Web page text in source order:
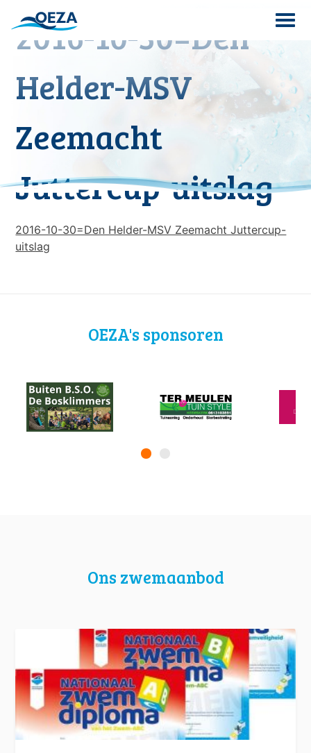
content
Search
2016-10-30=Den
Helder-MSV
Zeemacht
Juttercup-uitslag
2016-10-30=Den Helder-MSV Zeemacht Juttercup-
uitslag
OEZA's sponsoren
Ons zwemaanbod